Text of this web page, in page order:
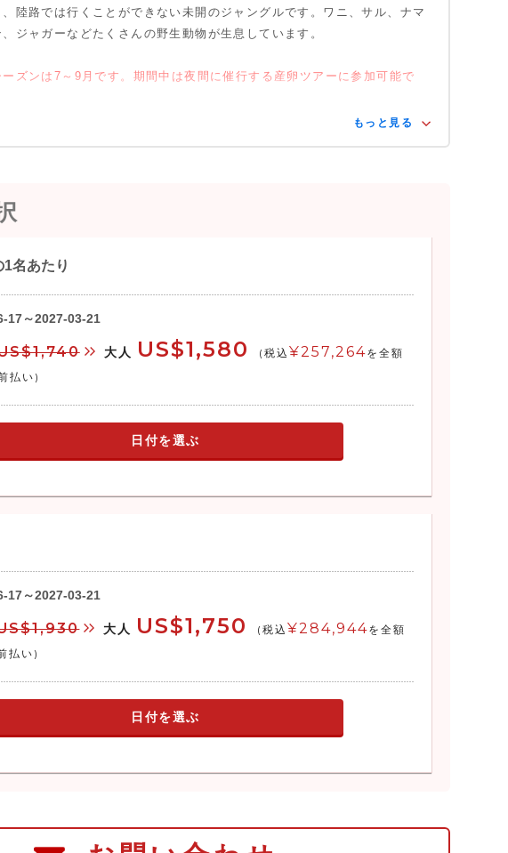
陸路では行くことができない未開のジャングルです。ワニ、サル、ナマ
ジャガーなどたくさんの野生動物が生息しています。
ズンは7～9月です。期間中は夜間に催行する産卵ツアーに参加可能で
もっと見る
名あたり
17～2027-03-21
大人 US$1,580 (税込 ¥257,264を全額
払い)
日付を選ぶ
17～2027-03-21
大人 US$1,750 (税込 ¥284,944を全額
払い)
日付を選ぶ